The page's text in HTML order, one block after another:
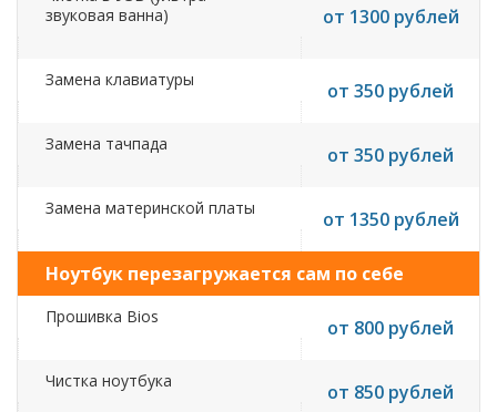
звуковая ванна)
от 1300 рублей
Замена клавиатуры от 350 рублей
Замена тачпада от 350 рублей
Замена материнской платы от 1350 рублей
Ноутбук перезагружается сам по себе
Прошивка Bios от 800 рублей
Чистка ноутбука от 850 рублей